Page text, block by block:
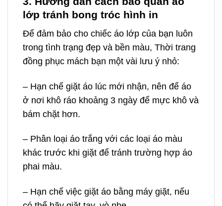
lớp tránh bong tróc hình in
Để đảm bảo cho chiếc áo lớp của bạn luôn
trong tình trạng đẹp và bền màu, Thời trang
đồng phục mách bạn một vài lưu ý nhỏ:
– Hạn chế giặt áo lúc mới nhận, nên để áo
ở nơi khô ráo khoảng 3 ngày để mực khô và
bám chặt hơn.
– Phân loại áo trắng với các loại áo màu
khác trước khi giặt để tránh trường hợp áo
phai màu.
– Hạn chế việc giặt áo bằng máy giặt, nếu